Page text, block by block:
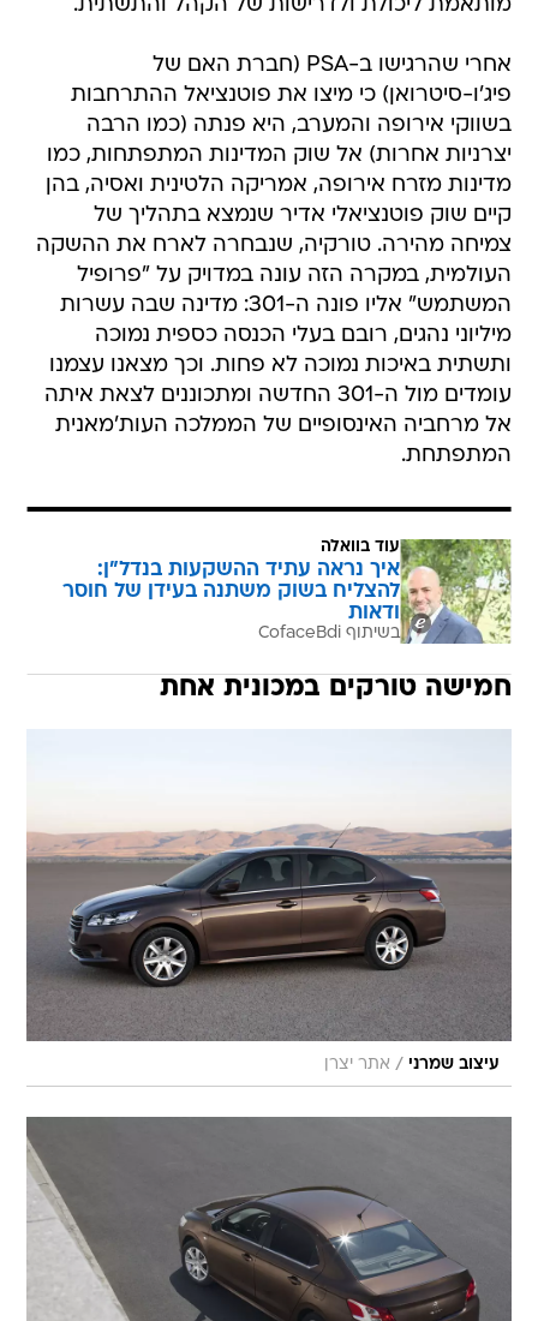
מותאמת ליכולת ולדרישות של הקהל והתשתית.
אחרי שהרגישו ב-PSA (חברת האם של
פיג'ו-סיטרואן) כי מיצו את פוטנציאל ההתרחבות
בשווקי אירופה והמערב, היא פנתה (כמו הרבה
יצרניות אחרות) אל שוק המדינות המתפתחות, כמו
מדינות מזרח אירופה, אמריקה הלטינית ואסיה, בהן
קיים שוק פוטנציאלי אדיר שנמצא בתהליך של
צמיחה מהירה. טורקיה, שנבחרה לארח את ההשקה
העולמית, במקרה הזה עונה במדויק על "פרופיל
המשתמש" אליו פונה ה-301: מדינה שבה עשרות
מיליוני נהגים, רובם בעלי הכנסה כספית נמוכה
ותשתית באיכות נמוכה לא פחות. וכך מצאנו עצמנו
עומדים מול ה-301 החדשה ומתכוננים לצאת איתה
אל מרחביה האינסופיים של הממלכה העות'מאנית
המתפתחת.
עוד בוואלה
איך נראה עתיד ההשקעות בנדל"ן:
להצליח בשוק משתנה בעידן של חוסר
ודאות
בשיתוף CofaceBdi
חמישה טורקים במכונית אחת
עיצוב שמרני / אתר יצרן